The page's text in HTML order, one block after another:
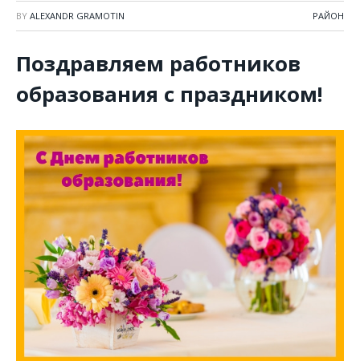
BY ALEXANDR GRAMOTIN РАЙОН
Поздравляем работников
образования с праздником!